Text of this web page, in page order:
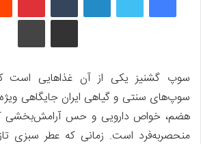
چاپ
سوپ گشنیز یکی از آن غذاهایی است
سوپ‌های سنتی و گیاهی ایران جایگاهی ویژه
هضم، خواص دارویی و حس آرامش‌بخشی که
منحصر‌به‌فرد است. زمانی که عطر سبزی